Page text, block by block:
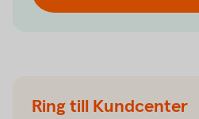
Ring till Kundcenter